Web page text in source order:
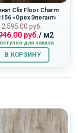
Clix Floor Charm
«Орех Элегант»
2,595.00руб.
цена
составляла
2,595.00
руб..
руб.
Текущая
цена:
1,946.00
руб..
/ м2
для заказа
В КОРЗИНУ